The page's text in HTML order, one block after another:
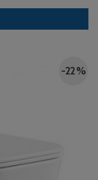
-22 %